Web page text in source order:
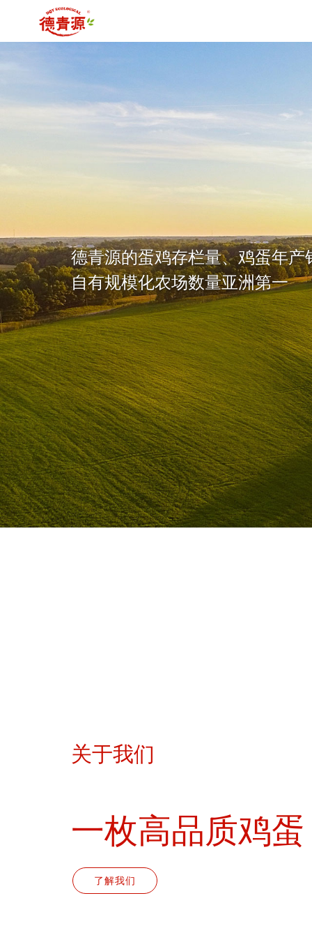
德青源的蛋鸡存栏量、鸡蛋年产
自有规模化农场数量亚洲第一
关于我们
一枚高品质鸡蛋
了解我们